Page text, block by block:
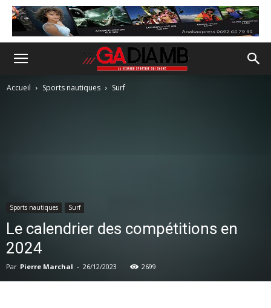
Accueil Sports nautiques Surf
Sports nautiques Surf
Le calendrier des compétitions en
2024
Par Pierre Marchal - 26/12/2023 2699